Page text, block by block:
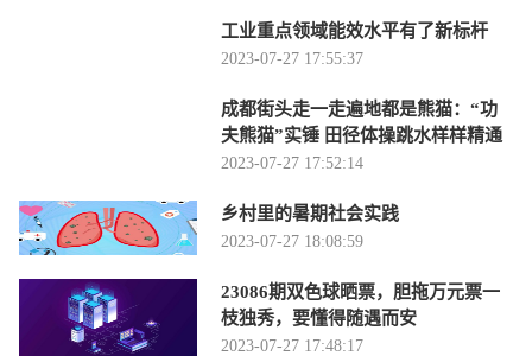
工业重点领域能效水平有了新标杆
2023-07-27 17:55:37
成都街头走一走遍地都是熊猫：“功
夫熊猫”实锤 田径体操跳水样样精通
2023-07-27 17:52:14
乡村里的暑期社会实践
2023-07-27 18:08:59
23086期双色球晒票，胆拖万元票一
枝独秀，要懂得随遇而安
2023-07-27 17:48:17